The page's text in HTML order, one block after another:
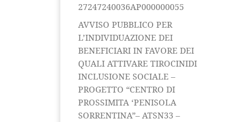
27247240036AP000000055
AVVISO PUBBLICO PER
L’INDIVIDUAZIONE DEI
BENEFICIARI IN FAVORE DEI
QUALI ATTIVARE TIROCINIDI
INCLUSIONE SOCIALE –
PROGETTO “CENTRO DI
PROSSIMITA ‘PENISOLA
SORRENTINA”– ATSN33 –